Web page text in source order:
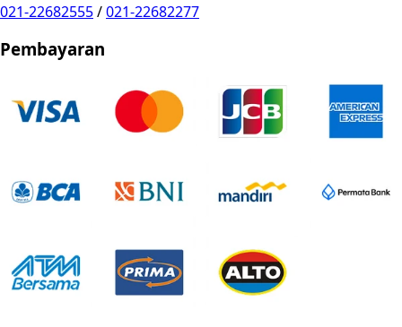
021-22682555/021-22682277
Pembayaran